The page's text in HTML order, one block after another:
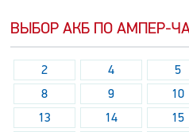
ВЫБОР АКБ ПО АМПЕР-
2 4 5
8
9 10
13
14 15